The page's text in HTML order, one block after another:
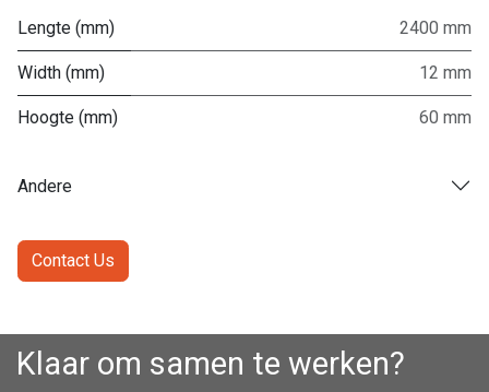
Lengte (mm) 2400 mm
Width (mm) 12 mm
Hoogte (mm) 60 mm
Andere
Contact Us
Klaar om samen te werken?